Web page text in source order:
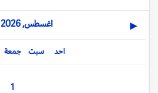
◀ اغسطس, 2026
جمعة سبت احد
1